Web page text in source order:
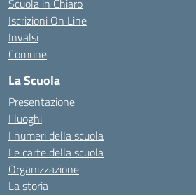
Scuola in Chiaro
Iscrizioni On Line
Invalsi
Comune
La Scuola
Presentazione
I luoghi
I numeri della scuola
Le carte della scuola
Organizzazione
La storia